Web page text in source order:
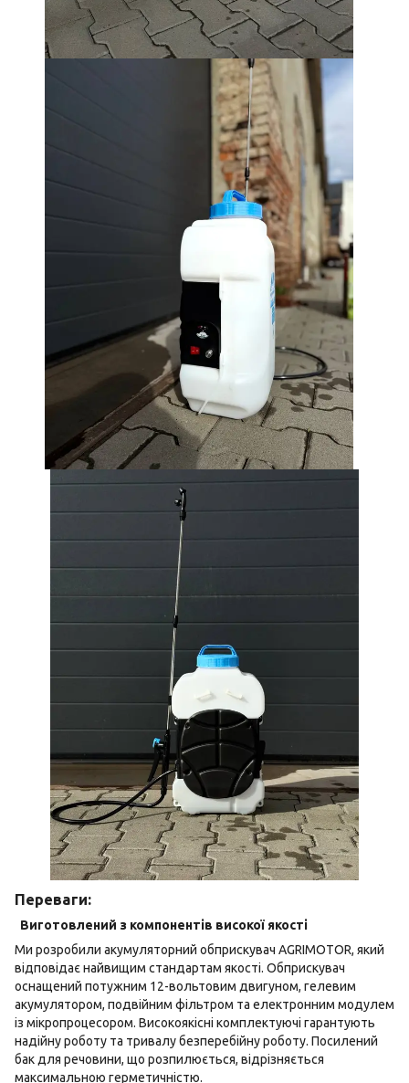
Переваги:
Виготовлений з компонентів високої якості
Ми розробили акумуляторний обприскувач AGRIMOTOR, який
відповідає найвищим стандартам якості. Обприскувач
оснащений потужним 12-вольтовим двигуном, гелевим
акумулятором, подвійним фільтром та електронним модулем
із мікропроцесором. Високоякісні комплектуючі гарантують
надійну роботу та тривалу безперебійну роботу. Посилений
бак для речовини, що розпилюється, відрізняється
максимальною герметичністю.